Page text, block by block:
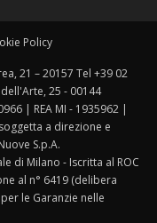
Policy
21 – 20157 Tel +39 02
25 - 00144
| REA MI - 1935962 |
a direzione e
S.p.A.
di Milano - Iscritta al ROC
al n° 6419 (delibera
le Garanzie nelle